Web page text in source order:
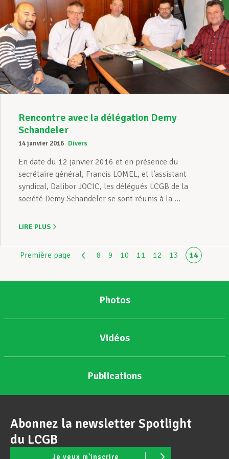
Rencontre avec la délégation Demy
Schandeler
14 janvier 2016 Divers
En date du 12 janvier 2016 et en présence du
secrétaire général, Francis LOMEL, et l’assistant
syndical, Dalibor JOCIC, les délégués LCGB de la
société Demy Schandeler se sont réunis à la ...
LIRE PLUS
Première page 8 9 10 11 12 13 14
Photos
Vidéos
Publications
Abonnez la newsletter Spotlight
du LCGB
Je veux m'inscrire